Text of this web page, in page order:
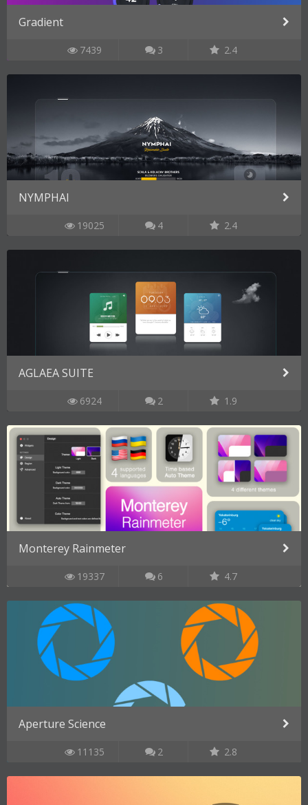
Gradient
7439 3 2.4
NYMPHAI
19025 4 2.4
AGLAEA SUITE
6924 2 1.9
Monterey Rainmeter
19337 6 4.7
Aperture Science
11135 2 2.8